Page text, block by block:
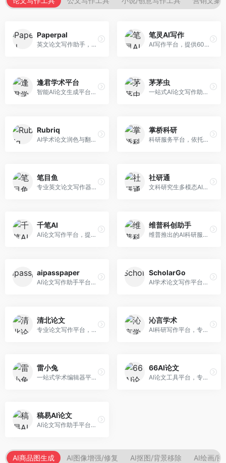
Paperpal
英文论文写作助手，专注于学术英语润色。面向需要发表国际期刊的研究者，提供语法检查、学术表达优化、格式规范等服务，英语表达地道专业。
笔灵AI写作
AI写作平台，提供600+写作模板。面向学生、职场人士和内容创作者，支持论文、公文、营销文案等多种文体，模板丰富，一键生成，写作效率大幅提升。
逢君学术平台
智能AI论文生成平台，支持查重检测。面向高校学生和研究人员，提供论文选题、内容生成、查重修改等一站式服务，学术写作流程完整。
茅茅虫
一站式AI论文写作助手，覆盖学术写作全场景。面向高校学生和科研人员，提供开题报告、文献综述、论文正文等写作服务，支持多学科多类型论文，操作简便。
Rubriq
AI学术论文润色与翻译平台。面向国际期刊投稿者，提供论文润色、翻译、格式调整等服务，支持多语言，学术表达专业规范。
掌桥科研
科研服务平台，依托3亿+真实文献数据库。面向学术研究者和学生，提供文献检索、论文写作、科研数据分析等服务，文献资源丰富，学术支持专业。
笔目鱼
专业英文论文写作器，支持学术论文全流程。面向留学生和国际期刊投稿者，提供英文论文撰写、润色、格式调整等服务，学术英语表达规范。
社研通
文科研究生多模态AI学术写作平台。面向文科研究生和社科研究者，提供文献综述、理论分析、定性研究辅助等服务，文科研究方法论支持完善。
千笔AI
AI论文写作平台，提供无限改稿服务。面向高校学生和学术研究者，支持论文选题、大纲生成、内容撰写、查重修改等全流程服务，改稿次数不限，服务质量有保障。
维普科创助手
维普推出的AI科研服务平台，整合学术资源与智能写作。面向科研人员和高校师生，提供文献检索、论文写作、查重检测等一站式服务，学术资源权威可靠。
aipasspaper
AI论文写作助手平台，提供智能化的学术写作支持。面向大学生和研究人员，支持多种学科论文生成，提供参考文献管理和格式规范服务，写作效率高。
ScholarGo
AI学术论文写作平台，专注于理工科领域的逻辑构建。面向理工科研究生和科研工作者，提供公式编辑、数据分析、论文结构优化等服务，理工科写作逻辑严谨。
清北论文
专业论文写作平台，依托高校学术资源。面向本科生和研究生，提供论文指导、写作辅助、查重检测等服务，学术规范性强，适合追求高质量论文的用户。
沁言学术
AI科研写作平台，专注于学术研究辅助。面向研究生和科研工作者，提供文献分析、研究方法指导、论文撰写等服务，学术资源丰富，研究支持全面。
雷小兔
一站式学术编辑器平台，覆盖论文写作全流程。面向高校学生和科研人员，提供选题分析、文献检索、论文生成、查重降重等服务，操作流程清晰，学术写作效率显著提升。
66AI论文
AI论文工具平台，专注于高质量低查重论文生成。面向大学生和研究生，提供论文写作、降重修改等服务，生成内容原创度高，查重率低。
稿易AI论文
AI论文写作助手平台，提供智能化学术写作支持。面向高校学生，支持多种论文类型生成，提供参考文献管理和格式规范服务，操作流程简单。
AI商品图生成 AI图像增强/修复 AI抠图/背景移除 AI绘画/图